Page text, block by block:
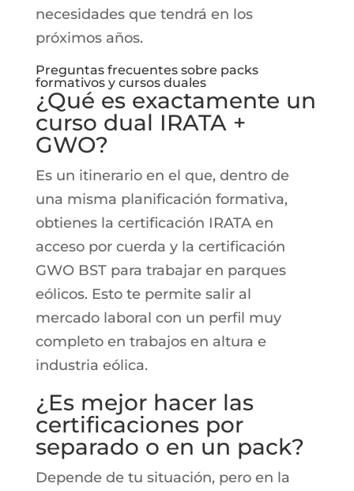
necesidades que tendrá en los
próximos años.
Preguntas frecuentes sobre packs
formativos y cursos duales
¿Qué es exactamente un
curso dual IRATA +
GWO?
Es un itinerario en el que, dentro de
una misma planificación formativa,
obtienes la certificación IRATA en
acceso por cuerda y la certificación
GWO BST para trabajar en parques
eólicos. Esto te permite salir al
mercado laboral con un perfil muy
completo en trabajos en altura e
industria eólica.
¿Es mejor hacer las
certificaciones por
separado o en un pack?
Depende de tu situación, pero en la